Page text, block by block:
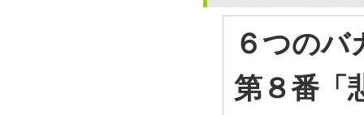
６つのバ
第８番「